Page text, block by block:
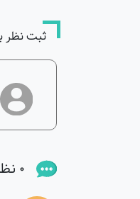
ثبت نظر
0 نظر در صف بررسی